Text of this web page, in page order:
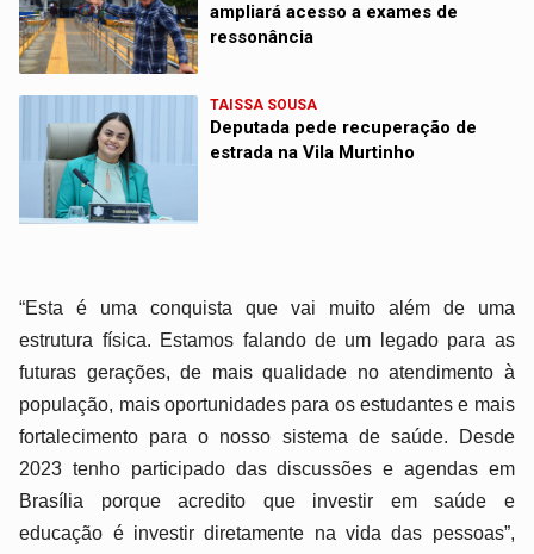
ampliará acesso a exames de
ressonância
TAISSA SOUSA
Deputada pede recuperação de
estrada na Vila Murtinho
“Esta é uma conquista que vai muito além de uma
estrutura física. Estamos falando de um legado para as
futuras gerações, de mais qualidade no atendimento à
população, mais oportunidades para os estudantes e mais
fortalecimento para o nosso sistema de saúde. Desde
2023 tenho participado das discussões e agendas em
Brasília porque acredito que investir em saúde e
educação é investir diretamente na vida das pessoas”,